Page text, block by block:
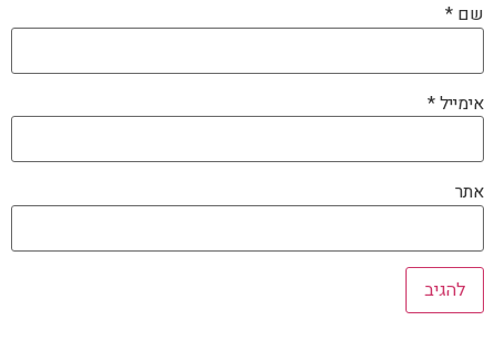
שם *
אימייל*
אתר